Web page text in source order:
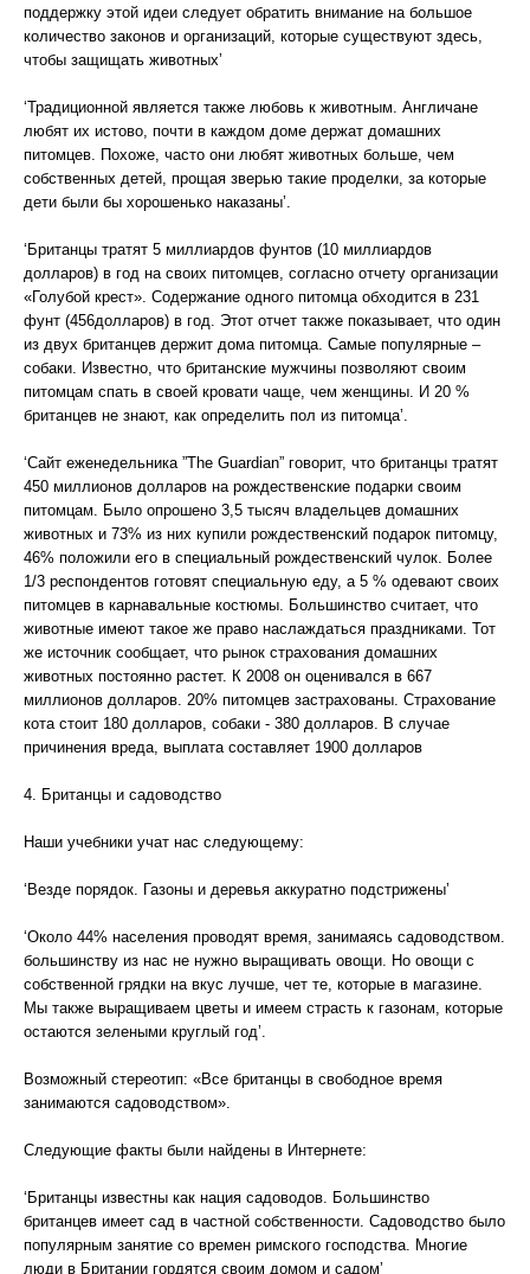
поддержку этой идеи следует обратить внимание на большое
количество законов и организаций, которые существуют здесь,
чтобы защищать животных’
‘Традиционной является также любовь к животным. Англичане
любят их истово, почти в каждом доме держат домашних
питомцев. Похоже, часто они любят животных больше, чем
собственных детей, прощая зверью такие проделки, за которые
дети были бы хорошенько наказаны’.
‘Британцы тратят 5 миллиардов фунтов (10 миллиардов
долларов) в год на своих питомцев, согласно отчету организации
«Голубой крест». Содержание одного питомца обходится в 231
фунт (456долларов) в год. Этот отчет также показывает, что один
из двух британцев держит дома питомца. Самые популярные –
собаки. Известно, что британские мужчины позволяют своим
питомцам спать в своей кровати чаще, чем женщины. И 20 %
британцев не знают, как определить пол из питомца’.
‘Сайт еженедельника ”The Guardian” говорит, что британцы тратят
450 миллионов долларов на рождественские подарки своим
питомцам. Было опрошено 3,5 тысяч владельцев домашних
животных и 73% из них купили рождественский подарок питомцу,
46% положили его в специальный рождественский чулок. Более
1/3 респондентов готовят специальную еду, а 5 % одевают своих
питомцев в карнавальные костюмы. Большинство считает, что
животные имеют такое же право наслаждаться праздниками. Тот
же источник сообщает, что рынок страхования домашних
животных постоянно растет. К 2008 он оценивался в 667
миллионов долларов. 20% питомцев застрахованы. Страхование
кота стоит 180 долларов, собаки - 380 долларов. В случае
причинения вреда, выплата составляет 1900 долларов
4. Британцы и садоводство
Наши учебники учат нас следующему:
‘Везде порядок. Газоны и деревья аккуратно подстрижены’
‘Около 44% населения проводят время, занимаясь садоводством.
большинству из нас не нужно выращивать овощи. Но овощи с
собственной грядки на вкус лучше, чет те, которые в магазине.
Мы также выращиваем цветы и имеем страсть к газонам, которые
остаются зелеными круглый год’.
Возможный стереотип: «Все британцы в свободное время
занимаются садоводством».
Следующие факты были найдены в Интернете:
‘Британцы известны как нация садоводов. Большинство
британцев имеет сад в частной собственности. Садоводство было
популярным занятие со времен римского господства. Многие
люди в Британии гордятся своим домом и садом’